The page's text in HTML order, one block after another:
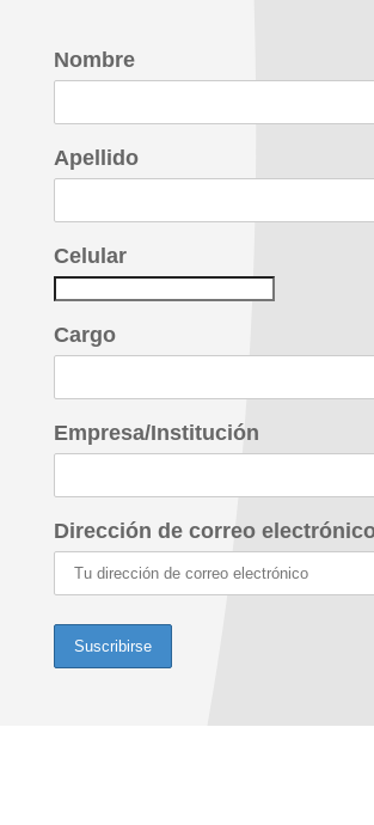
Nombre
Apellido
Celular
Cargo
Empresa/Institución
Dirección de correo